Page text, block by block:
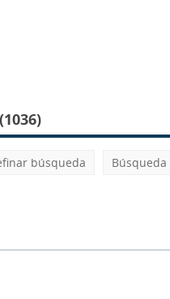
búsqueda